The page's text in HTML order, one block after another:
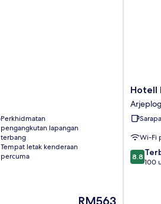
Perkhidmatan
pengangkutan lapangan
terbang
Tempat letak kenderaan
percuma
Harga
RM563
Hotell
Lyktan
Arjeplog
Hotell
Wi-Fi
8.8
8.8
100